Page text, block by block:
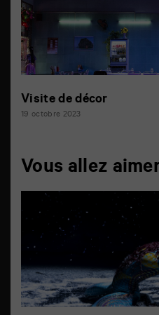
Visite de décor
19 octobre 2023
Vous allez